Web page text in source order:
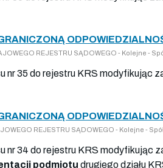
REJESTRU SĄDOWEGO - Kolejne -
nr 35 do rejestru KRS modyfikując
REJESTRU SĄDOWEGO - Kolejne -
nr 34 do rejestru KRS modyfikując
podmiotu drugiego działu